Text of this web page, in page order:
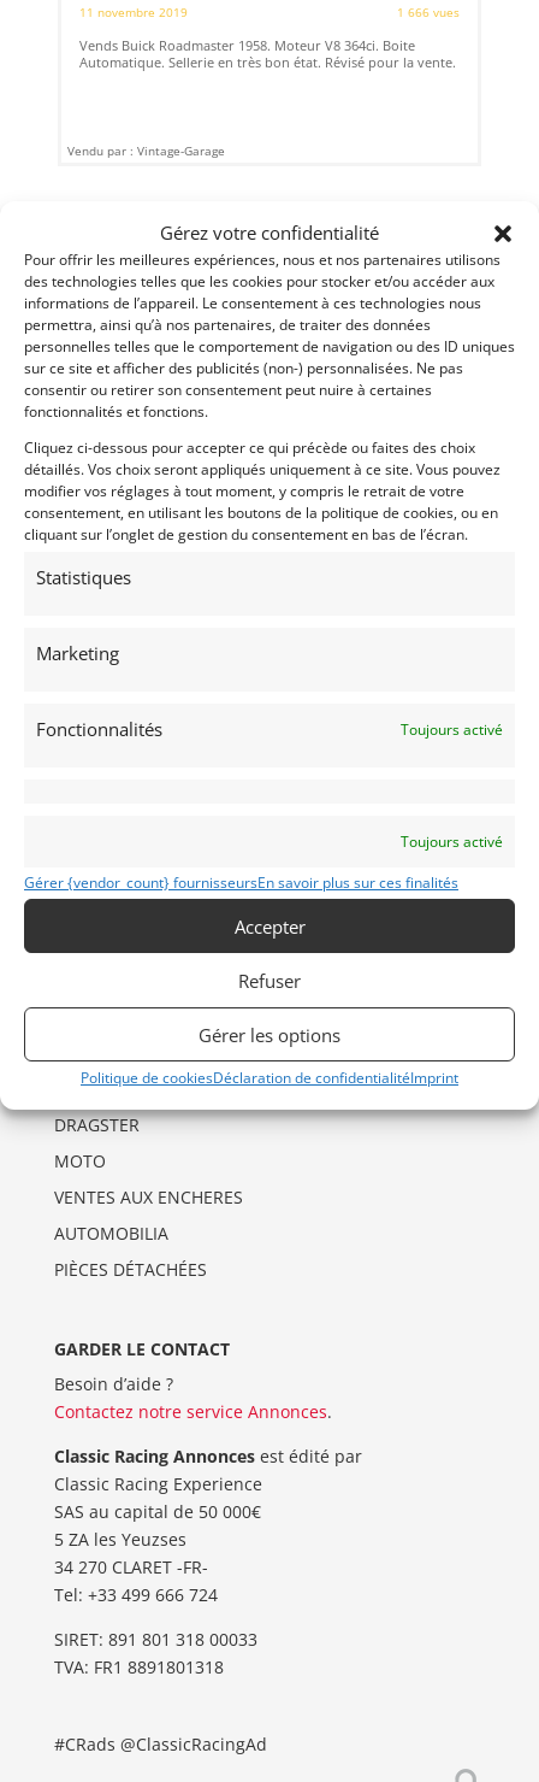
Gérez votre confidentialité
Pour offrir les meilleures expériences, nous et nos partenaires utilisons
des technologies telles que les cookies pour stocker et/ou accéder aux
informations de l’appareil. Le consentement à ces technologies nous
permettra, ainsi qu’à nos partenaires, de traiter des données
personnelles telles que le comportement de navigation ou des ID uniques
sur ce site et afficher des publicités (non-) personnalisées. Ne pas
consentir ou retirer son consentement peut nuire à certaines
fonctionnalités et fonctions.
Cliquez ci-dessous pour accepter ce qui précède ou faites des choix
détaillés. Vos choix seront appliqués uniquement à ce site. Vous pouvez
modifier vos réglages à tout moment, y compris le retrait de votre
consentement, en utilisant les boutons de la politique de cookies, ou en
cliquant sur l’onglet de gestion du consentement en bas de l’écran.
Statistiques
Marketing
Fonctionnalités Toujours activé
Toujours activé
Gérer {vendor_count} fournisseursEn savoir plus sur ces finalités
Accepter
Refuser
Gérer les options
Politique de cookiesDéclaration de confidentialitéImprint
11 novembre 2019
1 666 vues
Vends Buick Roadmaster 1958. Moteur V8 364ci. Boite
Automatique. Sellerie en très bon état. Révisé pour la vente.
Vendu par : Vintage-Garage
Déclaration de confidentialité (UE)
Politique de cookies (UE)
AUTO
DRAGSTER
MOTO
VENTES AUX ENCHERES
AUTOMOBILIA
PIÈCES DÉTACHÉES
GARDER LE CONTACT
Besoin d’aide ?
Contactez notre service Annonces.
Classic Racing Annoncesest édité par
Classic Racing Experience
SAS au capital de 50 000€
5 ZA les Yeuzses
34 270 CLARET -FR-
Tel: ‭+33 499 666 724‬
SIRET: 891 801 318 00033
TVA: FR1 8891801318
#CRads @ClassicRacingAd